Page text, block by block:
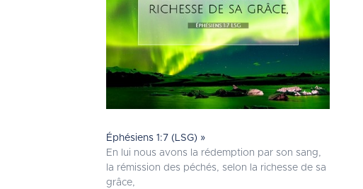
Éphésiens 1:7 (LSG) »
En lui nous avons la rédemption par son sang,
la rémission des péchés, selon la richesse de sa
grâce,